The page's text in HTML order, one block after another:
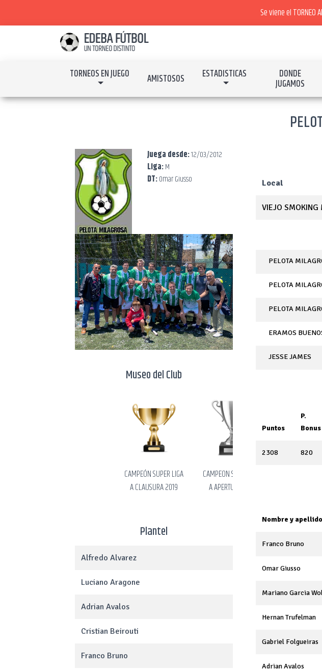
Se viene el TORNEO
TORNEOS EN JUEGO AMISTOSOS ESTADISTICAS DONDE
JUGAMOS
Juega desde:12/03/2012
Liga:M
DT:Omar Giusso
Museo del Club
CAMPEÓN SUPER LIGA
A CLAUSURA 2019
CAMPEON SUPER LIGA
A APERTURA 2014
Plantel
Alfredo Alvarez
Luciano Aragone
Adrian Avalos
Cristian Beirouti
Franco Bruno
Local
VIEJO SMOKING
PELOTA
PELOTA
PELOTA
ERAMOS
JESSE JAMES
Puntos
P.
Bonus
2308 820
Nombre y apellido
Franco Bruno
Omar Giusso
Mariano Garcia
Hernan Trufelman
Gabriel Folgueiras
Adrian Avalos